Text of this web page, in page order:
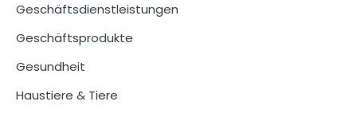
Geschäftsdienstleistungen
Geschäftsprodukte
Gesundheit
Haustiere & Tiere